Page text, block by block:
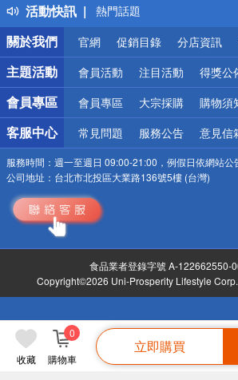
收藏 購物車
0
立即購買
活動快訊
熱門話題
銀行優惠
偏遠地區配送
詐騙網頁！請小心！
關於我們
官網 促銷目錄 分店資訊
主題活動 會員活動 注目活動 得獎公
會員專區 會員專區 大宗採購 購物須
客服中心 常見問題 服務公告 意見信
服務時間： 週一至週日 09:00-21:00，例假日依網站公
公司地址： 台北市北投區大業路136號5樓 (台灣)
食品業者登錄字號 A-122662550-
Copyright©2026 Uni-Prosperity Lifestyle